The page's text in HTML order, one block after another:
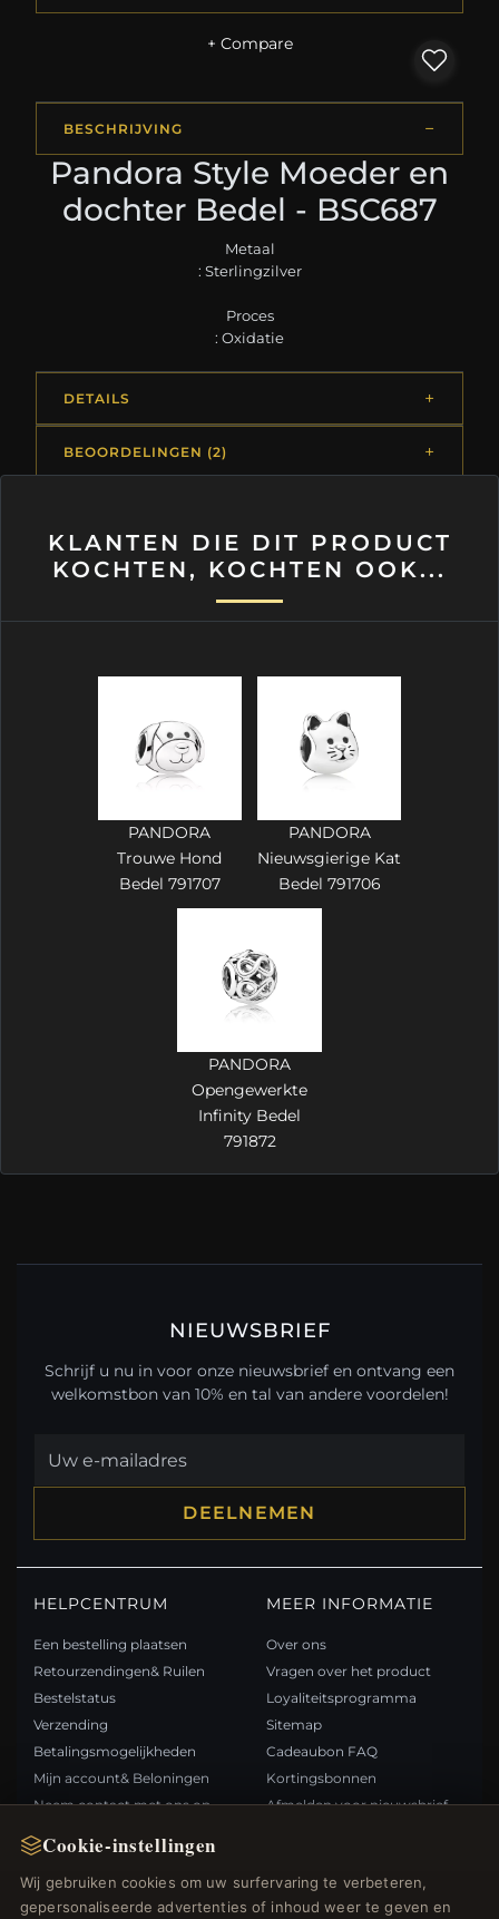
Cookie-instellingen
Wij gebruiken cookies om uw surfervaring te verbeteren,
gepersonaliseerde advertenties of inhoud weer te geven en
+ Compare
BESCHRIJVING
Pandora Style Moeder en
dochter Bedel - BSC687
Metaal
: Sterlingzilver
Proces
: Oxidatie
DETAILS
BEOORDELINGEN (2)
KLANTEN DIE DIT PRODUCT
KOCHTEN, KOCHTEN OOK...
PANDORA
Trouwe Hond
Bedel 791707
PANDORA
Nieuwsgierige Kat
Bedel 791706
PANDORA
Opengewerkte
Infinity Bedel
791872
NIEUWSBRIEF
Schrijf u nu in voor onze nieuwsbrief en ontvang een
welkomstbon van 10% en tal van andere voordelen!
DEELNEMEN
HELPCENTRUM
Een bestelling plaatsen
Retourzendingen& Ruilen
Bestelstatus
Verzending
Betalingsmogelijkheden
Mijn account& Beloningen
Neem contact met ons op
MEER INFORMATIE
Over ons
Vragen over het product
Loyaliteitsprogramma
Sitemap
Cadeaubon FAQ
Kortingsbonnen
Afmelden voor nieuwsbrief
Nieuwe producten